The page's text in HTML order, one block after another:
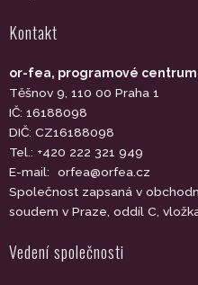
Kontakt
or-fea, programové centrum
Těšnov 9, 110 00 Praha 1
IČ: 16188098
DIČ: CZ16188098
Tel.: +420 222 321 949
E-mail:
orfea@orfea.cz
Společnost zapsaná v
soudem v Praze, oddíl C,
Vedení společnosti